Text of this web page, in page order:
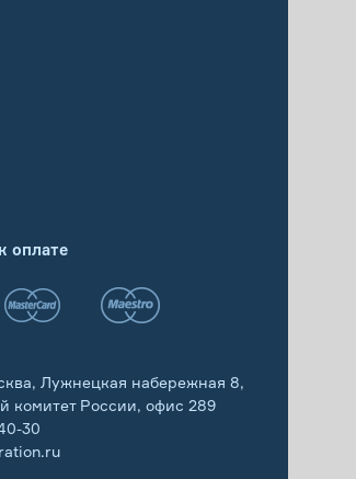
оплате
Лужнецкая набережная 8,
комитет России, офис 289
30